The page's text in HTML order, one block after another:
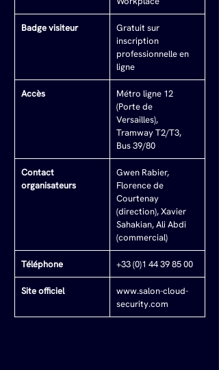
Badge visiteur
Gratuit sur
inscription
professionnelle en
ligne
Accès
Métro ligne 12
(Porte de
Versailles),
Tramway T2/T3,
Bus 39/80
Contact
organisateurs
Gwen Rabier,
Florence de
Courtenay
(direction), Xavier
Sahakian, Ali Abdi
(commercial)
Téléphone +33 (0)1 44 39 85 00
Site officiel
www.salon-cloud-
security.com